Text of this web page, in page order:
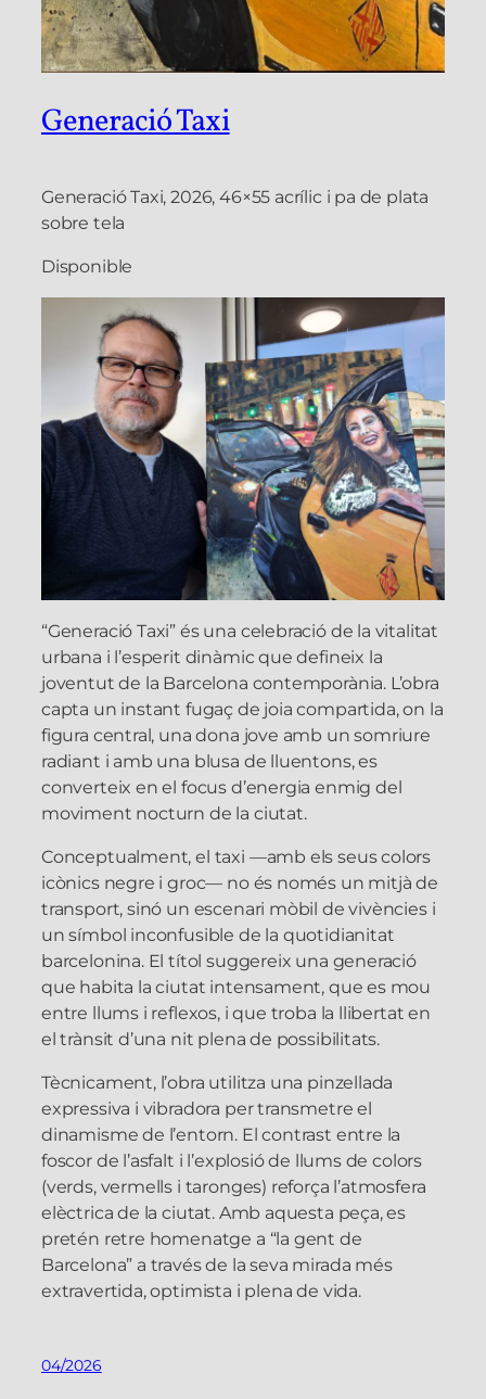
Generació Taxi
Generació Taxi, 2026, 46×55 acrílic i pa de plata
sobre tela
Disponible
“Generació Taxi” és una celebració de la vitalitat
urbana i l’esperit dinàmic que defineix la
joventut de la Barcelona contemporània. L’obra
capta un instant fugaç de joia compartida, on la
figura central, una dona jove amb un somriure
radiant i amb una blusa de lluentons, es
converteix en el focus d’energia enmig del
moviment nocturn de la ciutat.
Conceptualment, el taxi —amb els seus colors
icònics negre i groc— no és només un mitjà de
transport, sinó un escenari mòbil de vivències i
un símbol inconfusible de la quotidianitat
barcelonina. El títol suggereix una generació
que habita la ciutat intensament, que es mou
entre llums i reflexos, i que troba la llibertat en
el trànsit d’una nit plena de possibilitats.
Tècnicament, l’obra utilitza una pinzellada
expressiva i vibradora per transmetre el
dinamisme de l’entorn. El contrast entre la
foscor de l’asfalt i l’explosió de llums de colors
(verds, vermells i taronges) reforça l’atmosfera
elèctrica de la ciutat. Amb aquesta peça, es
pretén retre homenatge a “la gent de
Barcelona” a través de la seva mirada més
extravertida, optimista i plena de vida.
04/2026